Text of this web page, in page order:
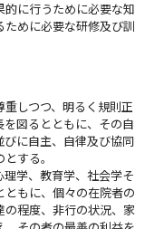
に行うために必要な知
ために必要な研修及び訓
しつつ、明るく規則正
を図るとともに、その自
びに自主、自律及び協同
する。
学、教育学、社会学そ
ともに、個々の在院者の
程度、非行の状況、家